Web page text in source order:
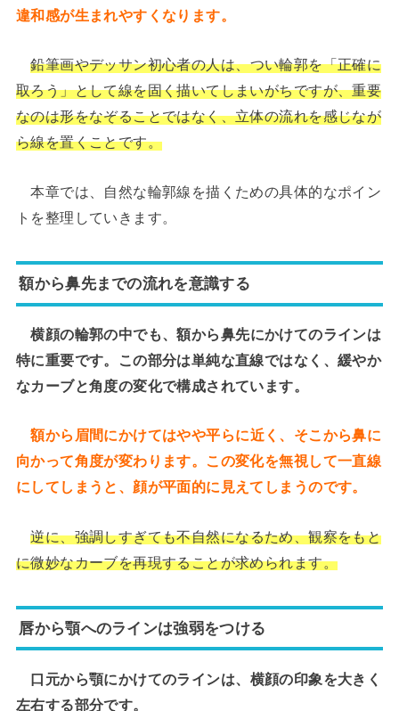
違和感が生まれやすくなります。
鉛筆画やデッサン初心者の人は、つい輪郭を「正確に
取ろう」として線を固く描いてしまいがちですが、重要
なのは形をなぞることではなく、立体の流れを感じなが
ら線を置くことです。
本章では、自然な輪郭線を描くための具体的なポイン
トを整理していきます。
額から鼻先までの流れを意識する
横顔の輪郭の中でも、額から鼻先にかけてのラインは
特に重要です。この部分は単純な直線ではなく、緩やか
なカーブと角度の変化で構成されています。
額から眉間にかけてはやや平らに近く、そこから鼻に
向かって角度が変わります。この変化を無視して一直線
にしてしまうと、顔が平面的に見えてしまうのです。
逆に、強調しすぎても不自然になるため、観察をもと
に微妙なカーブを再現することが求められます。
唇から顎へのラインは強弱をつける
口元から顎にかけてのラインは、横顔の印象を大きく
左右する部分です。